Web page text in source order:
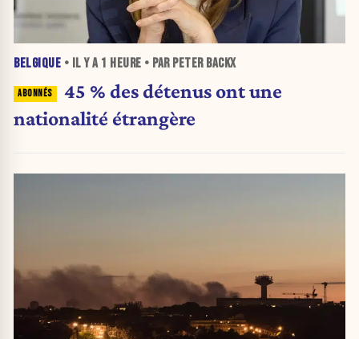
BELGIQUE • IL Y A 1 HEURE • PAR PETER BACKX
45 % des détenus ont une
nationalité étrangère